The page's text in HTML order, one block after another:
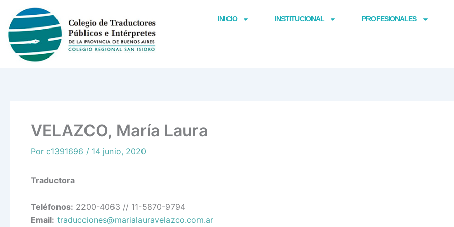
contenido
INICIO INSTITUCIONAL PROFESIONALES
VELAZCO, María Laura
Por c1391696 / 14 junio, 2020
Traductora
Teléfonos: 2200-4063 // 11-5870-9794
Email: traducciones@marialauravelazco.com.ar